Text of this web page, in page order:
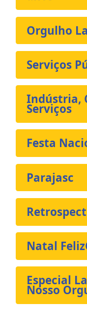
Orgulho
Serviços
Indústria,
Serviços
Festa
Parajasc
Natal
Especial
Nosso